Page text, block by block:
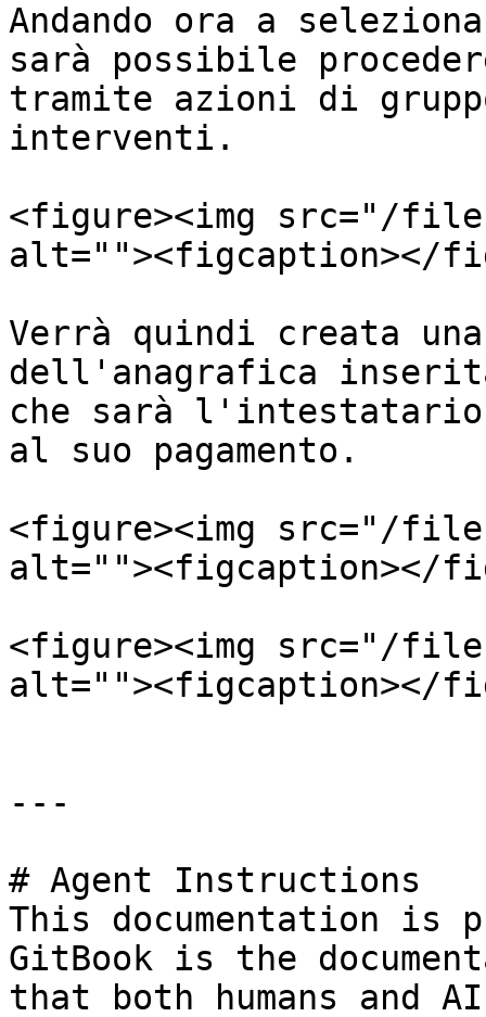
Andando ora a
sarà possibile
tramite azioni di
interventi.
<figure><img src="/files/
alt=""><figcaption></
Verrà quindi creata
dell'anagrafica
che sarà
al suo pagamento.
<figure><img src="/
alt=""><figcaption></
<figure><img src="/
alt=""><figcaption></
---
# Agent Instructions
This documentation is
GitBook is the
that both humans and